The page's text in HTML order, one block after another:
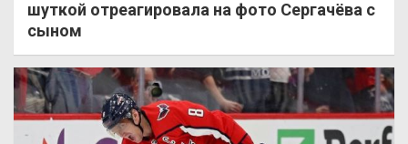
шуткой отреагировала на фото Сергачёва с
сыном